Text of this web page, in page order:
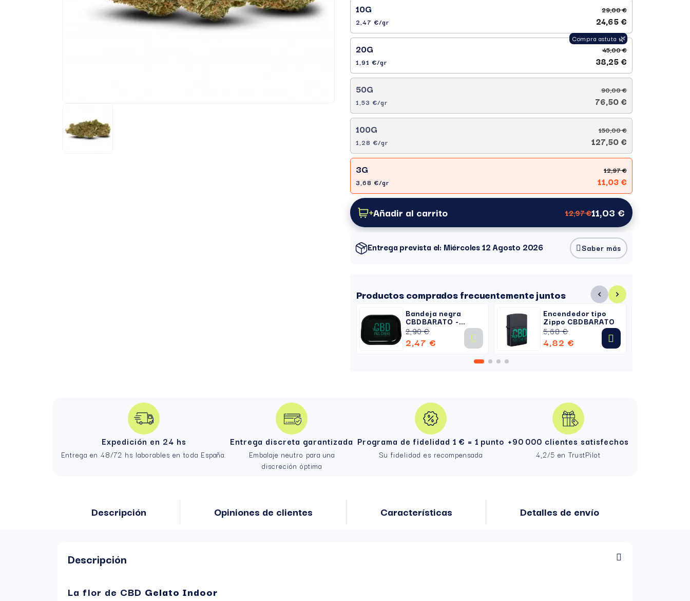
10G
29,00 €
2,47 €/gr
24,65 €
20G
45,00 €
1,91 €/gr
38,25 €
50G
90,00 €
1,53 €/gr
76,50 €
100G
150,00 €
1,28 €/gr
127,50 €
3G
12,97 €
3,68 €/gr
11,03 €
Añadir al carrito 12,97 €11,03 €
Entrega prevista el: Miércoles 12 Agosto 2026 Saber más
Productos comprados frecuentemente juntos
Bandeja negra
CBDBARATO -
Metalizado
2,90 €
2,47 €
Encendedor tipo
Zippo CBDBARATO
5,68 €
4,82 €
Expedición en 24 hs
Entrega en 48/72 hs laborables en toda España.
Entrega discreta garantizada
Embalaje neutro para una
discreción óptima
Programa de fidelidad 1 € = 1 punto
Su fidelidad es recompensada
+90 000 clientes satisfechos
4,2/5 en TrustPilot
Descripción Opiniones de clientes Características Detalles de envío
Descripción
La flor de CBD Gelato Indoor